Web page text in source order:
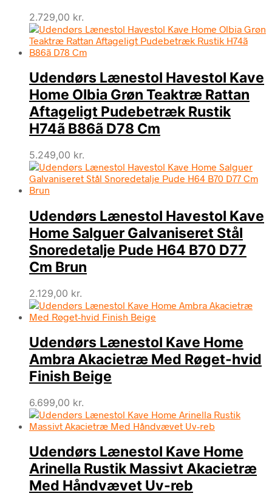
2.729,00 kr.
Udendørs Lænestol Havestol Kave
Home Olbia Grøn Teaktræ Rattan
Aftageligt Pudebetræk Rustik
H74ã B86ã D78 Cm
5.249,00 kr.
Udendørs Lænestol Havestol Kave
Home Salguer Galvaniseret Stål
Snoredetalje Pude H64 B70 D77
Cm Brun
2.129,00 kr.
Udendørs Lænestol Kave Home
Ambra Akacietræ Med Røget-hvid
Finish Beige
6.699,00 kr.
Udendørs Lænestol Kave Home
Arinella Rustik Massivt Akacietræ
Med Håndvævet Uv-reb